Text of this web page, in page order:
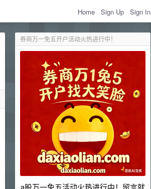
Home Sign Up Sign In
券商万一免五开户活动火热进行中！
a股万一免五活动火热进行中！留言就